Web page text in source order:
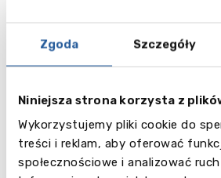
Zgoda Szczegóły
Niniejsza strona korzysta z
Wykorzystujemy pliki cookie do
treści i reklam, aby oferować
społecznościowe i analizować